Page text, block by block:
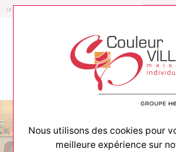
Nous utilisons des cookies pour
meilleure expérience sur